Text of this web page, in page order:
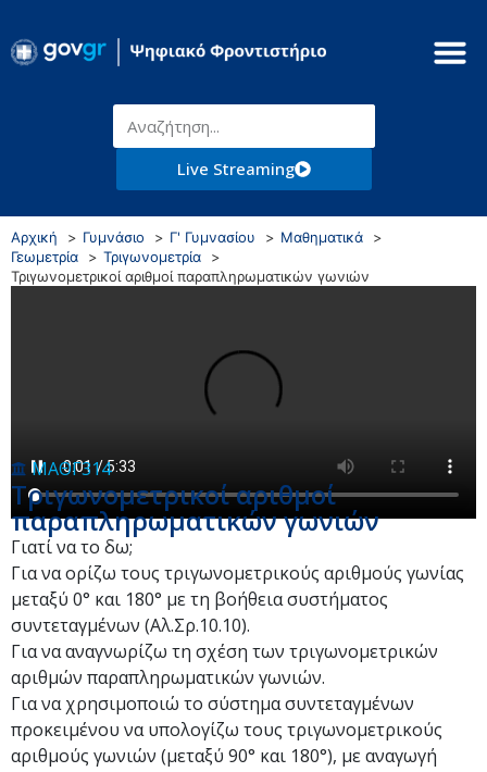
Live Streaming
Αρχική Γυμνάσιο Γ' Γυμνασίου
Μαθηματικά
Γεωμετρία
Τριγωνομετρία
Τριγωνομετρικοί αριθμοί παραπληρωματικών γωνιών
ΜΑΘΓ314
Τριγωνομετρικοί αριθμοί
παραπληρωματικών γωνιών
Γιατί να το δω;
Για να ορίζω τους τριγωνομετρικούς αριθμούς γωνίας
μεταξύ 0° και 180° με τη βοήθεια συστήματος
συντεταγμένων (Αλ.Σρ.10.10).
Για να αναγνωρίζω τη σχέση των τριγωνομετρικών
αριθμών παραπληρωματικών γωνιών.
Για να χρησιμοποιώ το σύστημα συντεταγμένων
προκειμένου να υπολογίζω τους τριγωνομετρικούς
αριθμούς γωνιών (μεταξύ 90° και 180°), με αναγωγή